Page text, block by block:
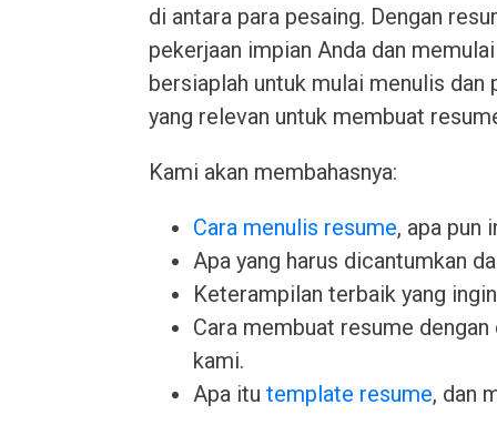
di antara para pesaing. Dengan
pekerjaan impian Anda dan
bersiaplah untuk mulai menulis
yang relevan untuk membuat
Kami akan membahasnya:
Cara menulis resume, apa pun
Apa yang harus dicantumkan
Keterampilan terbaik yang
Cara membuat resume
kami.
Apa itutemplate resume, dan